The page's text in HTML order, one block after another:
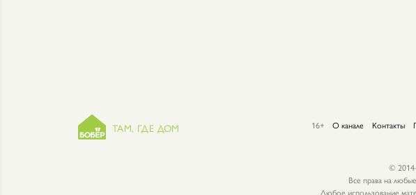
ТАМ, ГДЕ ДОМ 16+ О канале Контакты
©
Все права на